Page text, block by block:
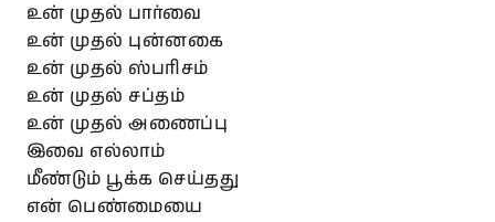
உன் முதல் பார்வை
உன் முதல் புன்னகை
உன் முதல் ஸ்பரிசம்
உன் முதல் சப்தம்
உன் முதல் அணைப்பு
இவை எல்லாம்
மீண்டும் பூக்க செய்தது
என் பெண்மையை